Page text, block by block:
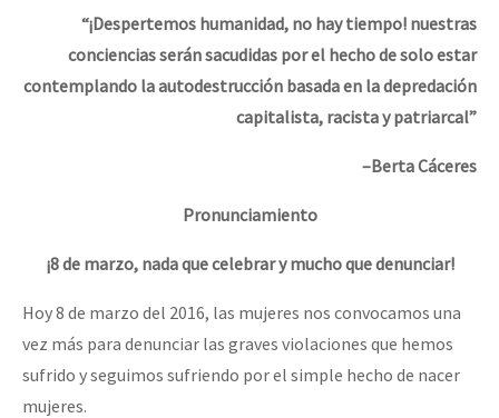
Migración
Presos
Mujeres
Audio
Fotorreportaje
Video
Otras secciones
“Sonhando a Terra do Bem Virá” se publica no Estado Espanhol
Se o México sabe, que o mundo saiba! Nossas lutas pela
[25 abr – CDMX] Tokín por el CNI: 30 años de Resistencia y
“¡Despertemos humanidad, no hay tiempo! nuestras
conciencias serán sacudidas por el hecho de solo estar
contemplando la autodestrucción basada en la depredación
capitalista, racista y patriarcal”
–Berta Cáceres
Pronunciamiento
¡8 de marzo, nada que celebrar y mucho que denunciar!
Hoy 8 de marzo del 2016, las mujeres nos convocamos una
vez más para denunciar las graves violaciones que hemos
sufrido y seguimos sufriendo por el simple hecho de nacer
mujeres.